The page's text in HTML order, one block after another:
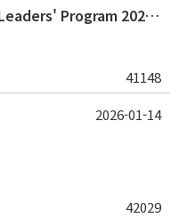
(~1/22) APRU Undergraduate Leaders' Program 2026 프로그램 참가자 모집
41148
42029
2026-01-14